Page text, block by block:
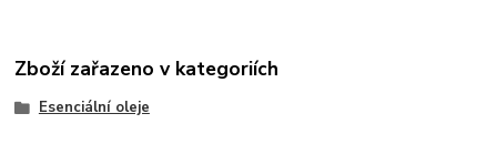
Zboží zařazeno v kategoriích
Esenciální oleje